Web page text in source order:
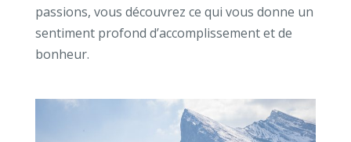
passions, vous découvrez ce qui vous donne un
sentiment profond d’accomplissement et de
bonheur.